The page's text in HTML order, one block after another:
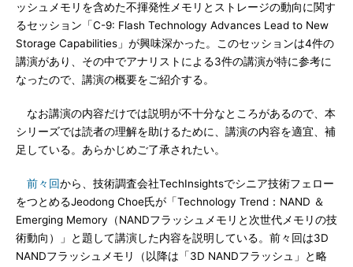
ッシュメモリを含めた不揮発性メモリとストレージの動向に関す
るセッション「C-9: Flash Technology Advances Lead to New
Storage Capabilities」が興味深かった。このセッションは4件の
講演があり、その中でアナリストによる3件の講演が特に参考に
なったので、講演の概要をご紹介する。
なお講演の内容だけでは説明が不十分なところがあるので、本
シリーズでは読者の理解を助けるために、講演の内容を適宜、補
足している。あらかじめご了承されたい。
前々回から、技術調査会社TechInsightsでシニア技術フェロー
をつとめるJeodong Choe氏が「Technology Trend：NAND ＆
Emerging Memory（NANDフラッシュメモリと次世代メモリの技
術動向）」と題して講演した内容を説明している。前々回は3D
NANDフラッシュメモリ（以降は「3D NANDフラッシュ」と略